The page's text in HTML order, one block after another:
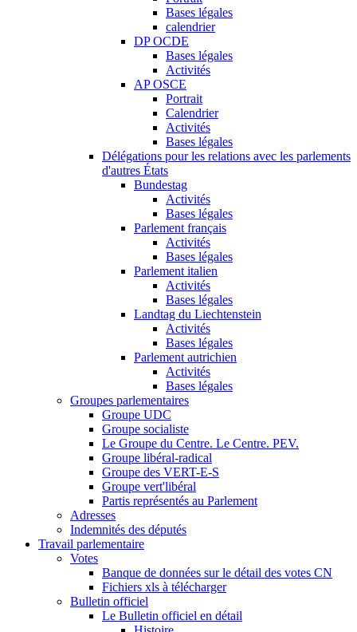
Bases légales
calendrier
DP OCDE
Bases légales
Activités
AP OSCE
Portrait
Calendrier
Activités
Bases légales
Délégations pour les relations avec les parlements
d'autres États
Bundestag
Activités
Bases légales
Parlement français
Activités
Bases légales
Parlement italien
Activités
Bases légales
Landtag du Liechtenstein
Activités
Bases légales
Parlement autrichien
Activités
Bases légales
Groupes parlementaires
Groupe UDC
Groupe socialiste
Le Groupe du Centre. Le Centre. PEV.
Groupe libéral-radical
Groupe des VERT-E-S
Groupe vert'libéral
Partis représentés au Parlement
Adresses
Indemnités des députés
Travail parlementaire
Votes
Banque de données sur le détail des votes CN
Fichiers xls à télécharger
Bulletin officiel
Le Bulletin officiel en détail